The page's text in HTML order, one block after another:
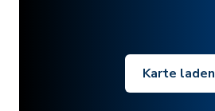
Karte laden